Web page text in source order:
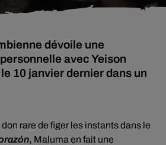
dévoile une
avec Yeison
10 janvier dernier dans un
rare de figer les instants dans le
, Maluma en fait une